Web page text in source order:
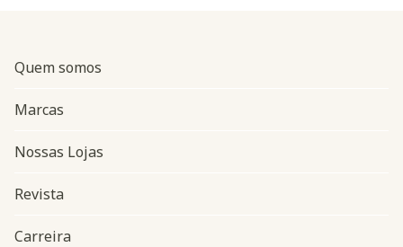
Quem somos
Marcas
Nossas Lojas
Revista
Carreira